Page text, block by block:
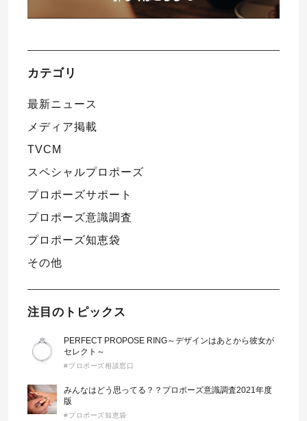
カテゴリ
最新ニュース
メディア掲載
TVCM
スペシャルプロポーズ
プロポーズサポート
プロポーズ意識調査
プロポーズ知恵袋
その他
注目のトピックス
PERFECT PROPOSE RING～デザインはあとから彼女が
セレクト～
#プロポーズ相談窓口
みんなはどう思ってる？？プロポーズ意識調査2021年度
版
#プロポーズ知恵袋